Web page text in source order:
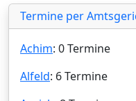
Termine per
Achim: 0 Termine
Alfeld: 6 Termine